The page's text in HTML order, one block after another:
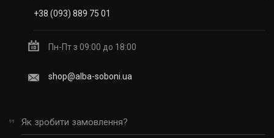
+38 (093) 889 75 01
Пн-Пт з 09:00 до 18:00
shop@alba-soboni.ua
Як зробити замовлення?